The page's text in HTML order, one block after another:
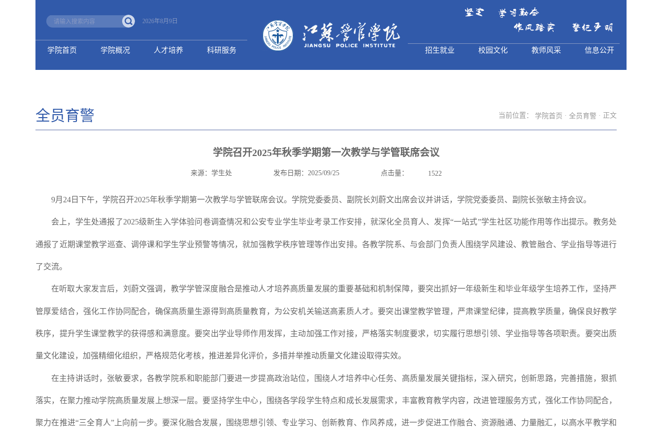
2026年8月9日
学院首页 学院概况 人才培养 科研服务 招生就业 校园文化 教师风采 信息公开
当前位置： 学院首页 · 全员育警 · 正文
全员育警
学院召开2025年秋季学期第一次教学与学管联席会议
来源：学生处 发布日期：2025/09/25 点击量： 1522
9月24日下午，学院召开2025年秋季学期第一次教学与学管联席会议。学院党委委员、副院长刘蔚文出席会议并讲话，学院党委委员、副院长张敏主持会议。
会上，学生处通报了2025级新生入学体验问卷调查情况和公安专业学生毕业考录工作安排，就深化全员育人、发挥“一站式”学生社区功能作用等作出提示。教务处
通报了近期课堂教学巡查、调停课和学生学业预警等情况，就加强教学秩序管理等作出安排。各教学院系、与会部门负责人围绕学风建设、教管融合、学业指导等进行
了交流。
在听取大家发言后，刘蔚文强调，教学学管深度融合是推动人才培养高质量发展的重要基础和机制保障，要突出抓好一年级新生和毕业年级学生培养工作，坚持严
管厚爱结合，强化工作协同配合，确保高质量生源得到高质量教育，为公安机关输送高素质人才。要突出课堂教学管理，严肃课堂纪律，提高教学质量，确保良好教学
秩序，提升学生课堂教学的获得感和满意度。要突出学业导师作用发挥，主动加强工作对接，严格落实制度要求，切实履行思想引领、学业指导等各项职责。要突出质
量文化建设，加强精细化组织，严格规范化考核，推进差异化评价，多措并举推动质量文化建设取得实效。
在主持讲话时，张敏要求，各教学院系和职能部门要进一步提高政治站位，围绕人才培养中心任务、高质量发展关键指标，深入研究，创新思路，完善措施，狠抓
落实，在聚力推动学院高质量发展上想深一层。要坚持学生中心，围绕各学段学生特点和成长发展需求，丰富教育教学内容，改进管理服务方式，强化工作协同配合，
聚力在推进“三全育人”上向前一步。要深化融合发展，围绕思想引领、专业学习、创新教育、作风养成，进一步促进工作融合、资源融通、力量融汇，以高水平教学和